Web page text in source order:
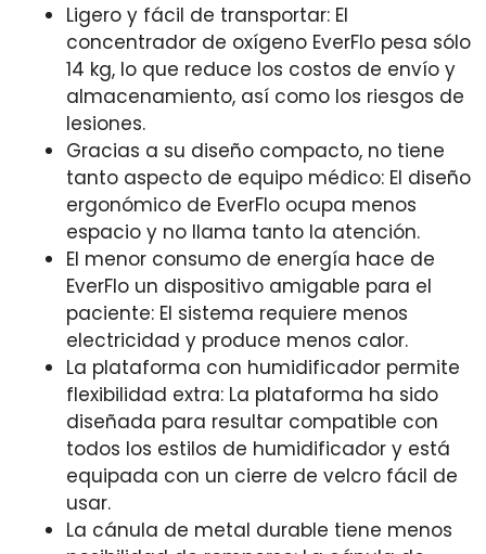
Ligero y fácil de transportar: El
concentrador de oxígeno EverFlo pesa sólo
14 kg, lo que reduce los costos de envío y
almacenamiento, así como los riesgos de
lesiones.
Gracias a su diseño compacto, no tiene
tanto aspecto de equipo médico: El diseño
ergonómico de EverFlo ocupa menos
espacio y no llama tanto la atención.
El menor consumo de energía hace de
EverFlo un dispositivo amigable para el
paciente: El sistema requiere menos
electricidad y produce menos calor.
La plataforma con humidificador permite
flexibilidad extra: La plataforma ha sido
diseñada para resultar compatible con
todos los estilos de humidificador y está
equipada con un cierre de velcro fácil de
usar.
La cánula de metal durable tiene menos